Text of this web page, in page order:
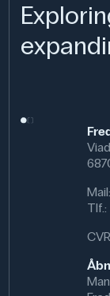
desinfektion i
Måleområde:
Rækkevidde:
Mail:
Tlf.: